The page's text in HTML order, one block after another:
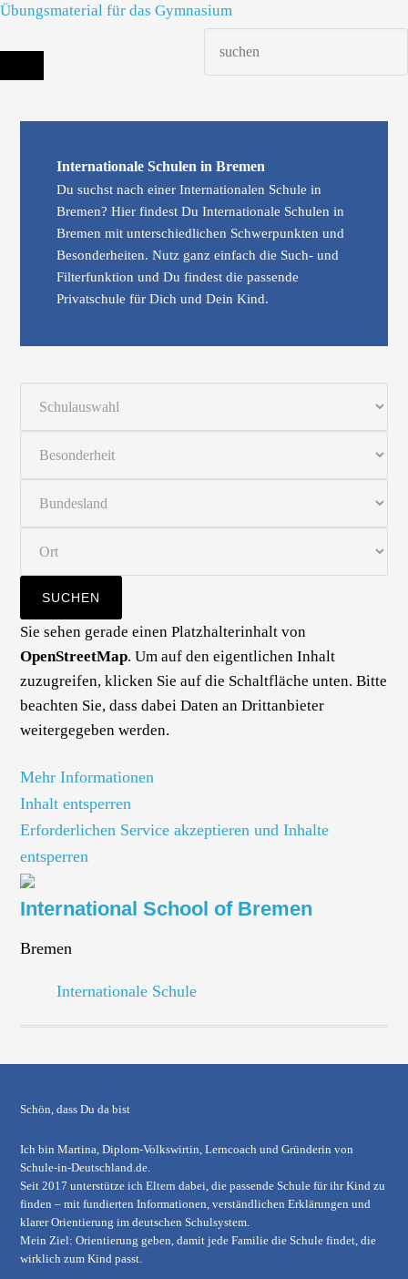
Übungsmaterial für das Gymnasium
Die richtige Schule finden - dein Infoportal zur Schulsuche in Deutschland
Internationale Schulen in Bremen
Du suchst nach einer Internationalen Schule in
Bremen? Hier findest Du Internationale Schulen in
Bremen mit unterschiedlichen Schwerpunkten und
Besonderheiten. Nutz ganz einfach die Such- und
Filterfunktion und Du findest die passende
Privatschule für Dich und Dein Kind.
Sie sehen gerade einen Platzhalterinhalt von
OpenStreetMap. Um auf den eigentlichen Inhalt
zuzugreifen, klicken Sie auf die Schaltfläche unten. Bitte
beachten Sie, dass dabei Daten an Drittanbieter
weitergegeben werden.
Mehr Informationen
Inhalt entsperren
Erforderlichen Service akzeptieren und Inhalte
entsperren
International School of Bremen
Bremen
Internationale Schule
Schön, dass Du da bist
Ich bin Martina, Diplom-Volkswirtin, Lerncoach und Gründerin von
Schule-in-Deutschland.de.
Seit 2017 unterstütze ich Eltern dabei, die passende Schule für ihr Kind zu
finden – mit fundierten Informationen, verständlichen Erklärungen und
klarer Orientierung im deutschen Schulsystem.
Mein Ziel: Orientierung geben, damit jede Familie die Schule findet, die
wirklich zum Kind passt.